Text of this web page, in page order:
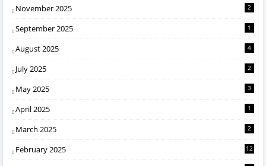
November 2025 2
September 2025 1
August 2025 4
July 2025 2
May 2025 3
April 2025 1
March 2025 2
February 2025 12